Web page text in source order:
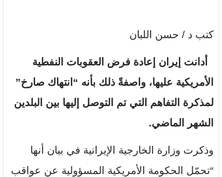
كتب د / حسن اللبان
أدانت إيران إعادة فرض العقوبات النفطية
الأمريكية عليها، واصفةً ذلك بأنه “انتهاك صارخ”
لمذكرة التفاهم التي تم التوصل إليها بين البلدين
الشهر الماضي.
وذكرت وزارة الخارجية الإيرانية في بيان أنها
“تحمّل الحكومة الأمريكية المسؤولية عن عواقب